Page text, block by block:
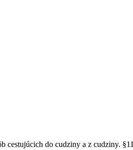
cestujúcich do cudziny a z cudziny. §11